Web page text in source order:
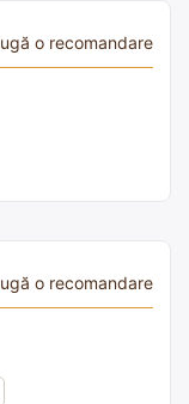
o recomandare
o recomandare